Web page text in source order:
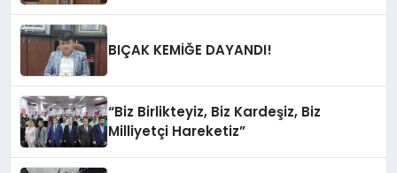
BIÇAK KEMİĞE DAYANDI!
“Biz Birlikteyiz, Biz Kardeşiz, Biz
Milliyetçi Hareketiz”